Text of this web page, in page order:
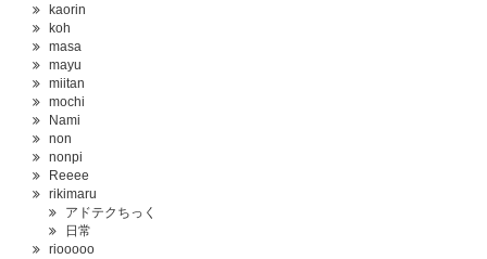
kaorin
koh
masa
mayu
miitan
mochi
Nami
non
nonpi
Reeee
rikimaru
アドテクちっく
日常
riooooo